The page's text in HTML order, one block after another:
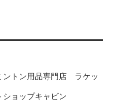
ントン用品専門店 ラケッ
ショップキャビン